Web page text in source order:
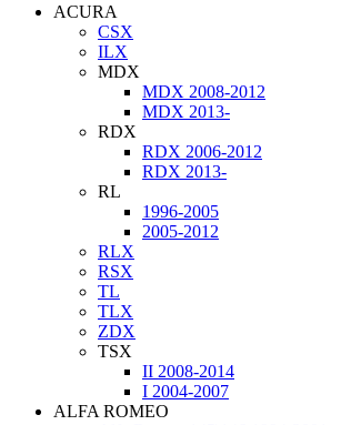
ACURA
CSX
ILX
MDX
MDX 2008-2012
MDX 2013-
RDX
RDX 2006-2012
RDX 2013-
RL
1996-2005
2005-2012
RLX
RSX
TL
TLX
ZDX
TSX
II 2008-2014
I 2004-2007
ALFA ROMEO